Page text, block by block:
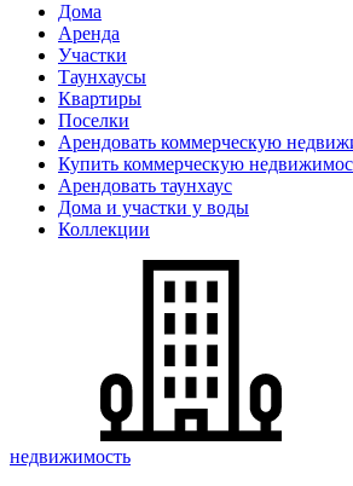
Дома
Аренда
Участки
Таунхаусы
Квартиры
Поселки
Арендовать коммерческую
Купить коммерческую
Арендовать таунхаус
Дома и участки у воды
Коллекции
недвижимость